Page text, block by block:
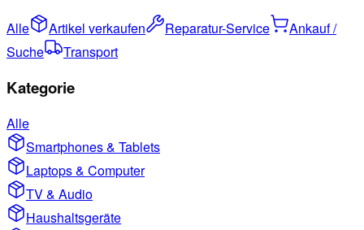
Alle Artikel verkaufen Reparatur-Service
Ankauf /
Suche
Transport
Kategorie
Alle
Smartphones & Tablets
Laptops & Computer
TV & Audio
Haushaltsgeräte